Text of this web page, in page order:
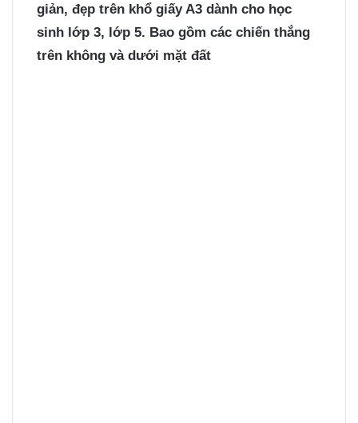
giản, đẹp trên khổ giấy A3 dành cho học
sinh lớp 3, lớp 5. Bao gồm các chiến thắng
trên không và dưới mặt đất